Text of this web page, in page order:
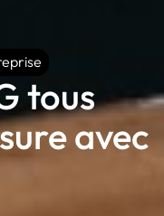
tous
avec